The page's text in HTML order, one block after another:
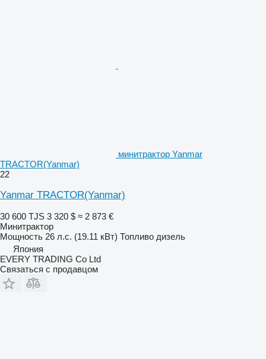
минитрактор Yanmar
TRACTOR(Yanmar)
22
Yanmar TRACTOR(Yanmar)
30 600 TJS 3 320 $ ≈ 2 873 €
Минитрактор
Мощность 26 л.с. (19.11 кВт) Топливо дизель
Япония
EVERY TRADING Co Ltd
Связаться с продавцом